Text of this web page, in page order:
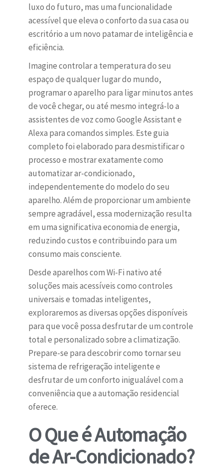
luxo do futuro, mas uma funcionalidade
acessível que eleva o conforto da sua casa ou
escritório a um novo patamar de inteligência e
eficiência.
Imagine controlar a temperatura do seu
espaço de qualquer lugar do mundo,
programar o aparelho para ligar minutos antes
de você chegar, ou até mesmo integrá-lo a
assistentes de voz como Google Assistant e
Alexa para comandos simples. Este guia
completo foi elaborado para desmistificar o
processo e mostrar exatamente como
automatizar ar-condicionado,
independentemente do modelo do seu
aparelho. Além de proporcionar um ambiente
sempre agradável, essa modernização resulta
em uma significativa economia de energia,
reduzindo custos e contribuindo para um
consumo mais consciente.
Desde aparelhos com Wi-Fi nativo até
soluções mais acessíveis como controles
universais e tomadas inteligentes,
exploraremos as diversas opções disponíveis
para que você possa desfrutar de um controle
total e personalizado sobre a climatização.
Prepare-se para descobrir como tornar seu
sistema de refrigeração inteligente e
desfrutar de um conforto inigualável com a
conveniência que a automação residencial
oferece.
O Que é Automação
de Ar-Condicionado?